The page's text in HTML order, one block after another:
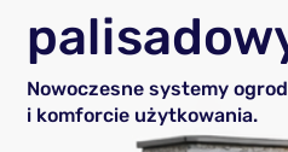
Nowoczesne systemy
i komforcie użytkowania.